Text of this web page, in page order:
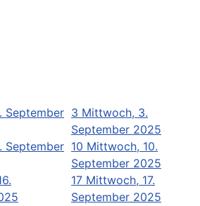
September 3 Mittwoch, 3.
September 2025
September 10 Mittwoch, 10.
September 2025
17 Mittwoch, 17.
September 2025